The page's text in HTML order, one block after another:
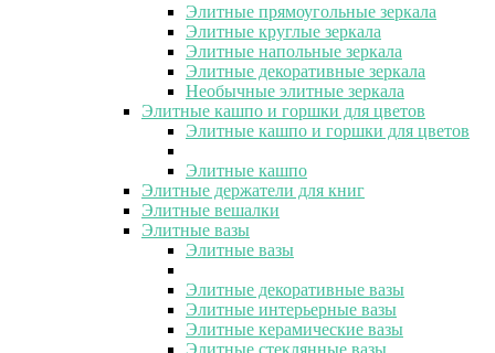
Элитные прямоугольные зеркала
Элитные круглые зеркала
Элитные напольные зеркала
Элитные декоративные зеркала
Необычные элитные зеркала
Элитные кашпо и горшки для цветов
Элитные кашпо и горшки для цветов
Элитные кашпо
Элитные держатели для книг
Элитные вешалки
Элитные вазы
Элитные вазы
Элитные декоративные вазы
Элитные интерьерные вазы
Элитные керамические вазы
Элитные стеклянные вазы